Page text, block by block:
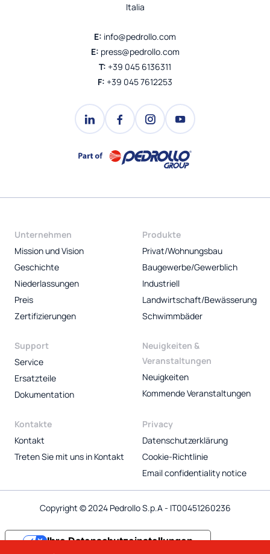
Italia
E: info@pedrollo.com
E: press@pedrollo.com
T: +39 045 6136311
F: +39 045 7612253
Unternehmen
Mission und Vision
Geschichte
Niederlassungen
Preis
Zertifizierungen
Produkte
Privat/Wohnungsbau
Baugewerbe/Gewerblich
Industriell
Landwirtschaft/Bewässerung
Schwimmbäder
Support
Service
Ersatzteile
Dokumentation
Neuigkeiten &
Veranstaltungen
Neuigkeiten
Kommende Veranstaltungen
Kontakte
Kontakt
Treten Sie mit uns in Kontakt
Privacy
Datenschutzerklärung
Cookie-Richtlinie
Email confidentiality notice
Copyright © 2024 Pedrollo S.p.A - IT00451260236
Ihre Datenschutzeinstellungen